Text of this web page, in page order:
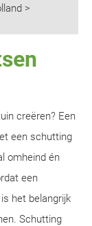
>
creëren? Een
een schutting
omheind én
een
het belangrijk
Schutting